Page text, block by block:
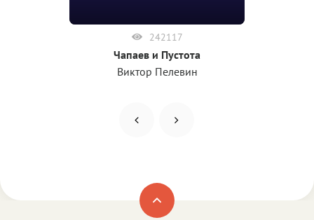
242117
Чапаев и Пустота
Виктор Пелевин